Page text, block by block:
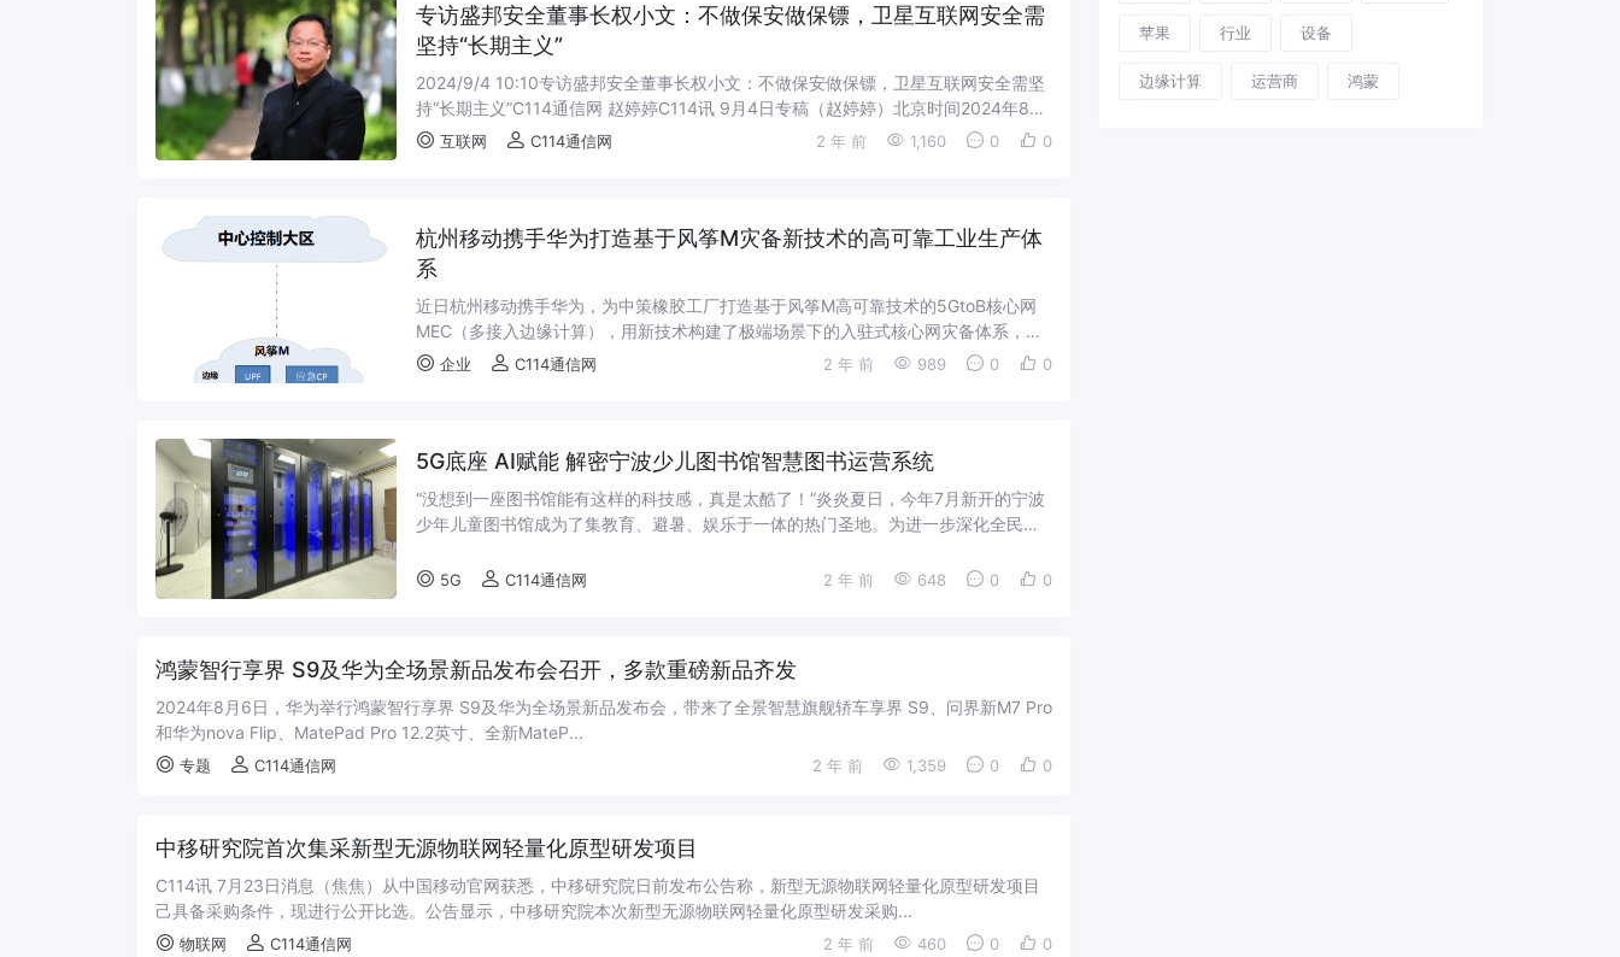
专访盛邦安全董事长权小文：不做保安做保镖，卫星互联网安全需
坚持“长期主义”
2024/9/4 10:10专访盛邦安全董事长权小文：不做保安做保镖，卫星互联网安全需坚
持“长期主义”C114通信网 赵婷婷C114讯 9月4日专稿（赵婷婷）北京时间2024年8月
6日14时42分，随...
互联网 C114通信网 2 年 前 1,160 0 0
杭州移动携手华为打造基于风筝M灾备新技术的高可靠工业生产体
系
近日杭州移动携手华为，为中策橡胶工厂打造基于风筝M高可靠技术的5GtoB核心网
MEC（多接入边缘计算），用新技术构建了极端场景下的入驻式核心网灾备体系，大
幅提升工业物联网可靠性。这是风筝M方案首次在杭...
企业 C114通信网 2 年 前 989 0 0
5G底座 AI赋能 解密宁波少儿图书馆智慧图书运营系统
“没想到一座图书馆能有这样的科技感，真是太酷了！”炎炎夏日，今年7月新开的宁波
少年儿童图书馆成为了集教育、避暑、娱乐于一体的热门圣地。为进一步深化全民阅
5G C114通信网 2 年 前 648 0 0
鸿蒙智行享界 S9及华为全场景新品发布会召开，多款重磅新品齐发
2024年8月6日，华为举行鸿蒙智行享界 S9及华为全场景新品发布会，带来了全景智慧旗舰轿车享界 S9、问界新M7 Pro
和华为nova Flip、MatePad Pro 12.2英寸、全新MateP...
专题 C114通信网 2 年 前 1,359 0 0
中移研究院首次集采新型无源物联网轻量化原型研发项目
C114讯 7月23日消息（焦焦）从中国移动官网获悉，中移研究院日前发布公告称，新型无源物联网轻量化原型研发项目
己具备采购条件，现进行公开比选。公告显示，中移研究院本次新型无源物联网轻量化原型研发采购...
物联网 C114通信网 2 年 前 460 0 0
苹果 行业 设备
边缘计算 运营商 鸿蒙